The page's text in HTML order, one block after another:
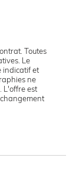
Toutes
Le
indicatif et
ne
L'offre est